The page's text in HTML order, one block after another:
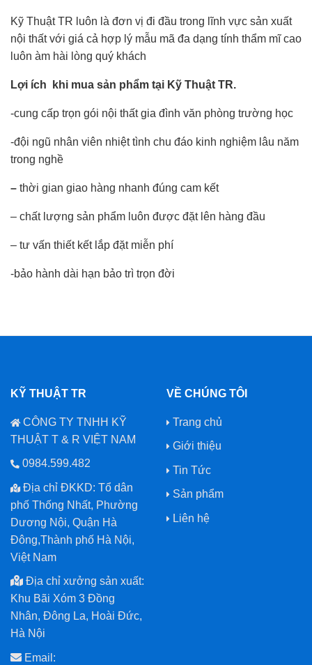
Kỹ Thuật TR luôn là đơn vị đi đầu trong lĩnh vực sản xuất
nội thất với giá cả hợp lý mẫu mã đa dạng tính thẩm mĩ cao
luôn àm hài lòng quý khách
Lợi ích khi mua sản phẩm tại Kỹ Thuật TR.
-cung cấp trọn gói nội thất gia đình văn phòng trường học
-đội ngũ nhân viên nhiệt tình chu đáo kinh nghiệm lâu năm
trong nghề
– thời gian giao hàng nhanh đúng cam kết
– chất lượng sản phẩm luôn được đặt lên hàng đầu
– tư vấn thiết kết lắp đặt miễn phí
-bảo hành dài hạn bảo trì trọn đời
KỸ THUẬT TR
CÔNG TY TNHH KỸ
THUẬT T & R VIỆT NAM
0984.599.482
Địa chỉ ĐKKD: Tổ dân
phố Thống Nhất, Phường
Dương Nội, Quận Hà
Đông,Thành phố Hà Nội,
Việt Nam
Địa chỉ xưởng sản xuất:
Khu Bãi Xóm 3 Đồng
Nhân, Đông La, Hoài Đức,
Hà Nội
Email:
VỀ CHÚNG TÔI
Trang chủ
Giới thiệu
Tin Tức
Sản phẩm
Liên hệ